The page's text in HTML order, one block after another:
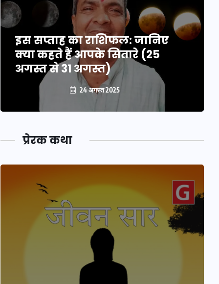
इस सप्ताह का राशिफल: जानिए
क्या कहते हैं आपके सितारे (25
अगस्त से 31 अगस्त)
24 अगस्त 2025
प्रेरक कथा